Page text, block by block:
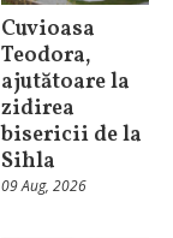
Cuvioasa
Teodora,
ajutătoare la
zidirea
bisericii de la
Sihla
09 Aug, 2026